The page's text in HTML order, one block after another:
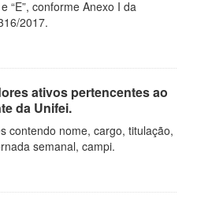
“E”, conforme Anexo I da
2017.
ativos pertencentes ao
da Unifei.
contendo nome, cargo, titulação,
semanal, campi.